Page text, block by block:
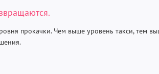
прокачки. Чем выше уровень такси, тем